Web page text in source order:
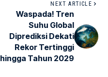
NEXT ARTICLE
Waspada! Tren
Suhu Global
Diprediksi Dekati
Rekor Tertinggi
hingga Tahun 2029